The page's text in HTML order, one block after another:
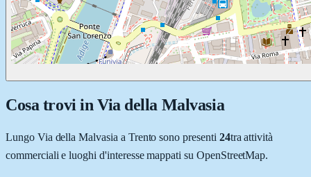
Cosa trovi in Via della Malvasia
Lungo Via della Malvasia a Trento sono presenti 24tra attività
commerciali e luoghi d'interesse mappati su OpenStreetMap.